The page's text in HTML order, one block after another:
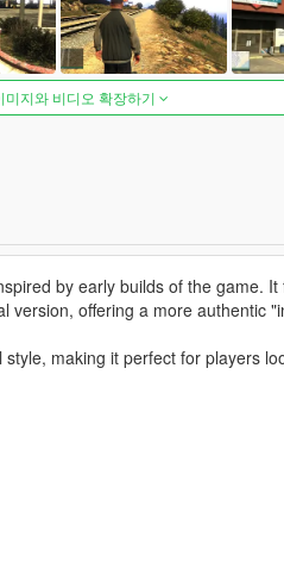
미지와 비디오 확장하기
by early builds of the game.
version, offering a more authentic
making it perfect for players